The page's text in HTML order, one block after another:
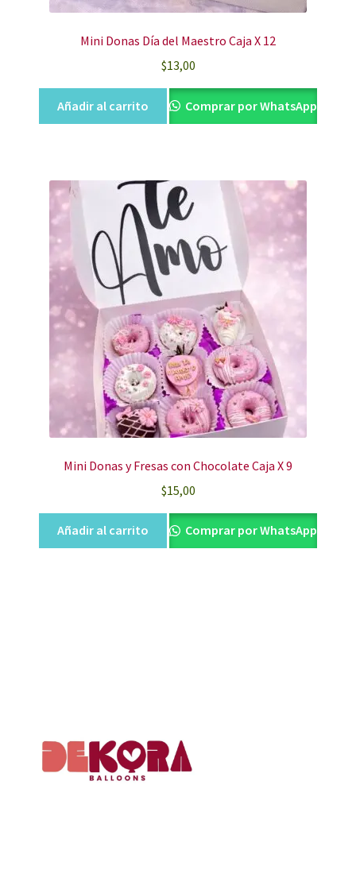
Mini Donas Día del Maestro Caja X 12
$13,00
Añadir al carrito Comprar por WhatsApp
Mini Donas y Fresas con Chocolate Caja X 9
$15,00
Añadir al carrito Comprar por WhatsApp